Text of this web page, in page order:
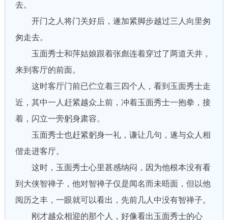
去。
开门之人将门关好后，遂加紧脚步越过三人向里匆
匆走去。
玉面秀士和萍姑娘跟着张彪连着穿过了两道天井，
来到客厅的前面。
这时客厅门前已伫立着三四个人，看到玉面秀士走
近，其中一人赶紧越众上前，冲着玉面秀士一抱拳，接
着，闪立一旁躬身肃容。
玉面秀士也赶紧躬身一礼，谦让几句，遂与众人相
偕走进客厅。
这时，玉面秀士心里甚感纳闷，因为他根本没有看
到大侠智禅子，他对智禅子仅是闻名而未晤面，但以他
阅历之丰，一眼就可以看出，先前几人中没有智禅子。
刚才越众相迎的那个人，好像看出玉面秀士的心